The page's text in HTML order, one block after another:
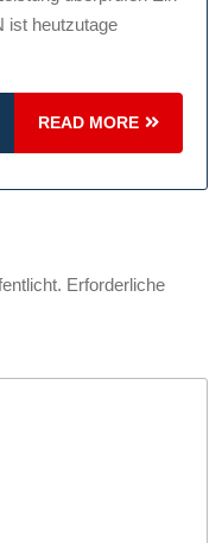
ist heutzutage
READ MORE
READ
MORE
Erforderliche